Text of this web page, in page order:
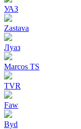
УАЗ
Zastava
Луаз
Marcos TS
TVR
Faw
Byd